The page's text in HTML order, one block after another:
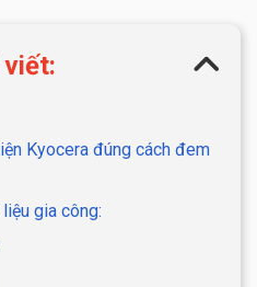
viết:
Kyocera đúng cách đem
gia công: